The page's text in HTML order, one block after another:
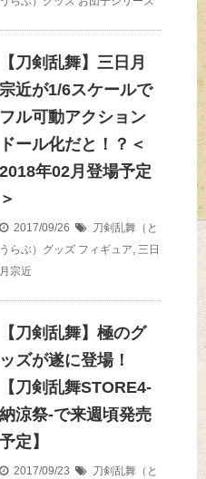
【刀剣乱舞】三日月
宗近が1/6スケールで
フル可動アクション
ドール化だと！？＜
2018年02月登場予定
＞
2017/09/26
刀剣乱舞（と
うらぶ）グッズ フィギュア, 三日
月宗近
【刀剣乱舞】極のグ
ッズが遂に登場！
【刀剣乱舞STORE4-
納涼祭-で来週頃発売
予定】
2017/09/23
刀剣乱舞（と